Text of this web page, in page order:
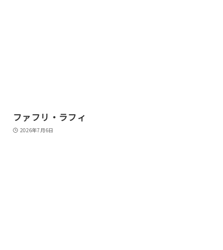
ファフリ・ラフィ
2026年7月6日